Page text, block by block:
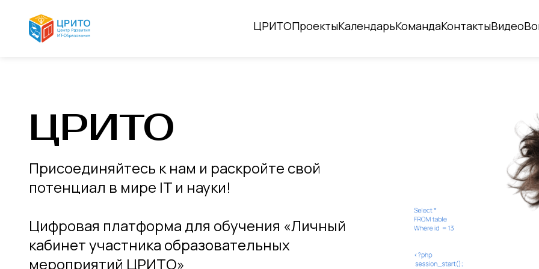
ЦРИТОПроектыКалендарьКомандаКонтактыВидео
ЦРИТО
Присоединяйтесь к нам и раскройте свой
потенциал в мире IT и науки!
Цифровая платформа для обучения «Личный
кабинет участника образовательных
мероприятий ЦРИТО»